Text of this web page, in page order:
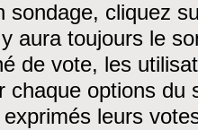
sondage, cliquez
aura toujours le
de vote, les
chaque options du
leurs